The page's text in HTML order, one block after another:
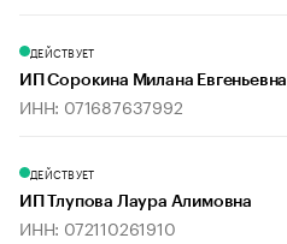
ДЕЙСТВУЕТ
ИП Сорокина Милана Евгеньевна
ИНН: 071687637992
ДЕЙСТВУЕТ
ИП Тлупова Лаура Алимовна
ИНН: 072110261910